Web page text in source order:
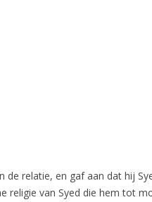
de relatie, en gaf aan dat hij
religie van Syed die hem tot